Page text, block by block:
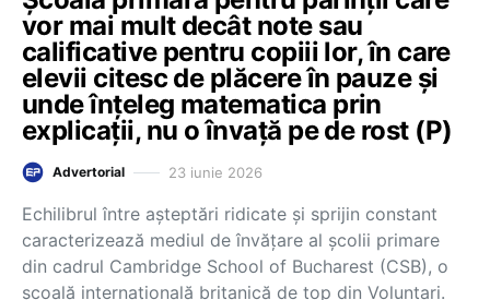
vor mai mult decât note sau
calificative pentru copiii lor, în care
elevii citesc de plăcere în pauze și
unde înțeleg matematica prin
explicații, nu o învață pe de rost (P)
Advertorial 23 iunie 2026
Echilibrul între așteptări ridicate și sprijin constant
caracterizează mediul de învățare al școlii primare
din cadrul Cambridge School of Bucharest (CSB), o
școală internațională britanică de top din Voluntari.